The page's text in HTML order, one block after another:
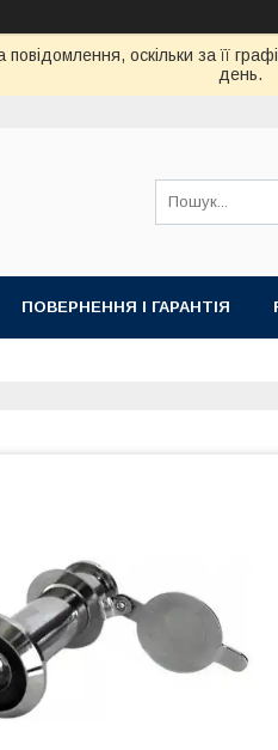
оскільки за її
день.
ПОВЕРНЕННЯ І ГАРАНТІЯ